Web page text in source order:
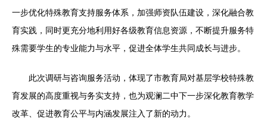
一步优化特殊教育支持服务体系，加强师资队伍建设，深化融合教
育实践，同时更充分地利用好各级教育信息资源，不断提升服务特
殊需要学生的专业能力与水平，促进全体学生共同成长与进步。
此次调研与咨询服务活动，体现了市教育局对基层学校特殊教
育发展的高度重视与务实支持，也为观澜二中下一步深化教育教学
改革、促进教育公平与内涵发展注入了新的动力。